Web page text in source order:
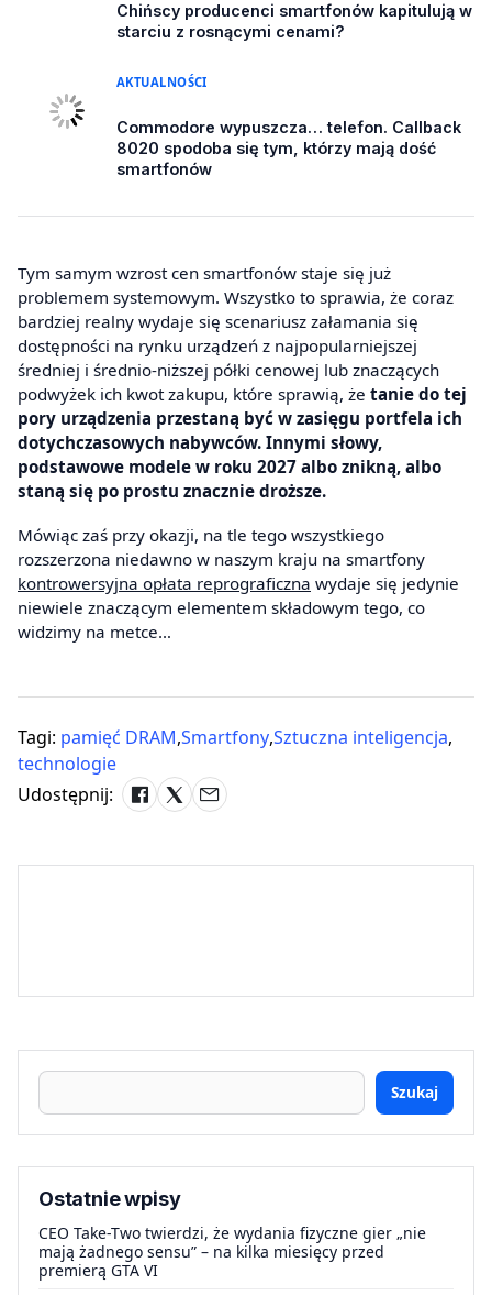
Chińscy producenci smartfonów kapitulują w
starciu z rosnącymi cenami?
AKTUALNOŚCI
Commodore wypuszcza… telefon. Callback
8020 spodoba się tym, którzy mają dość
smartfonów
Tym samym wzrost cen smartfonów staje się już
problemem systemowym. Wszystko to sprawia, że coraz
bardziej realny wydaje się scenariusz załamania się
dostępności na rynku urządzeń z najpopularniejszej
średniej i średnio-niższej półki cenowej lub znaczących
podwyżek ich kwot zakupu, które sprawią, że tanie do tej
pory urządzenia przestaną być w zasięgu portfela ich
dotychczasowych nabywców. Innymi słowy,
podstawowe modele w roku 2027 albo znikną, albo
staną się po prostu znacznie droższe.
Mówiąc zaś przy okazji, na tle tego wszystkiego
rozszerzona niedawno w naszym kraju na smartfony
kontrowersyjna opłata reprograficzna wydaje się jedynie
niewiele znaczącym elementem składowym tego, co
widzimy na metce…
Tagi: pamięć DRAM,Smartfony,Sztuczna inteligencja,
technologie
Udostępnij:
Szukaj
Ostatnie wpisy
CEO Take-Two twierdzi, że wydania fizyczne gier „nie
mają żadnego sensu” – na kilka miesięcy przed
premierą GTA VI